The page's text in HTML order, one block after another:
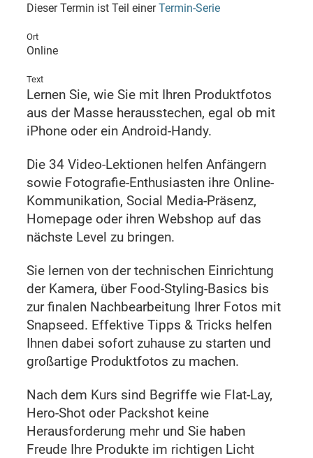
Dieser Termin ist Teil einerTermin-Serie
Ort
Online
Text
Lernen Sie, wie Sie mit Ihren Produktfotos
aus der Masse herausstechen, egal ob mit
iPhone oder ein Android-Handy.
Die 34 Video-Lektionen helfen Anfängern
sowie Fotografie-Enthusiasten ihre Online-
Kommunikation, Social Media-Präsenz,
Homepage oder ihren Webshop auf das
nächste Level zu bringen.
Sie lernen von der technischen Einrichtung
der Kamera, über Food-Styling-Basics bis
zur finalen Nachbearbeitung Ihrer Fotos mit
Snapseed. Effektive Tipps & Tricks helfen
Ihnen dabei sofort zuhause zu starten und
großartige Produktfotos zu machen.
Nach dem Kurs sind Begriffe wie Flat-Lay,
Hero-Shot oder Packshot keine
Herausforderung mehr und Sie haben
Freude Ihre Produkte im richtigen Licht